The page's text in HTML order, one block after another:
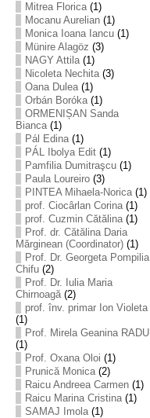
Mitrea Florica(1)
Mocanu Aurelian(1)
Monica Ioana Iancu(1)
Münire Alagöz (3)
NAGY Attila(1)
Nicoleta Nechita(3)
Oana Dulea(1)
Orbán Boróka(1)
ORMENIȘAN Sanda
Bianca(1)
Pál Edina(1)
PÁL Ibolya Edit(1)
Pamfilia Dumitraşcu(1)
Paula Loureiro(3)
PINTEA Mihaela-Norica(1)
prof. Ciocârlan Corina(1)
prof. Cuzmin Cătălina(1)
Prof. dr. Cătălina Daria
Mărginean (Coordinator)(1)
Prof. Dr. Georgeta Pompilia
Chifu(2)
Prof. Dr. Iulia Maria
Chirnoagă(2)
prof. înv. primar Ion Violeta
(1)
Prof. Mirela Geanina RADU
(1)
Prof. Oxana Oloi (1)
Prunică Monica(2)
Raicu Andreea Carmen(1)
Raicu Marina Cristina(1)
SAMAJ Imola(1)